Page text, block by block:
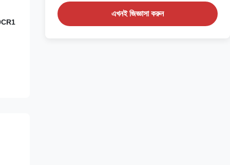
এখনই জিজ্ঞাসা করুন